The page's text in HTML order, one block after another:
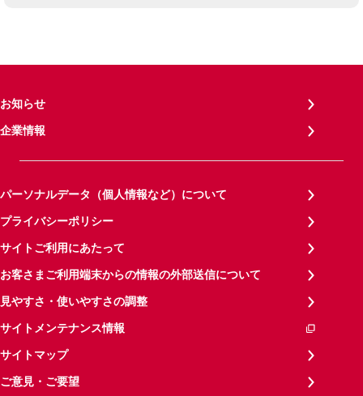
お知らせ
企業情報
パーソナルデータ（個人情報など）について
プライバシーポリシー
サイトご利用にあたって
お客さまご利用端末からの情報の外部送信について
見やすさ・使いやすさの調整
サイトメンテナンス情報
サイトマップ
ご意見・ご要望